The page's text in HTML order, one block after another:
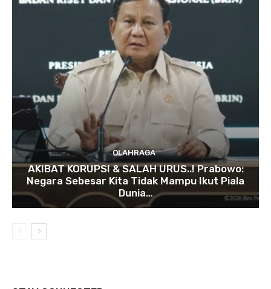
OLAHRAGA
AKIBAT KORUPSI & SALAH URUS..! Prabowo:
Negara Sebesar Kita Tidak Mampu Ikut Piala
Dunia…